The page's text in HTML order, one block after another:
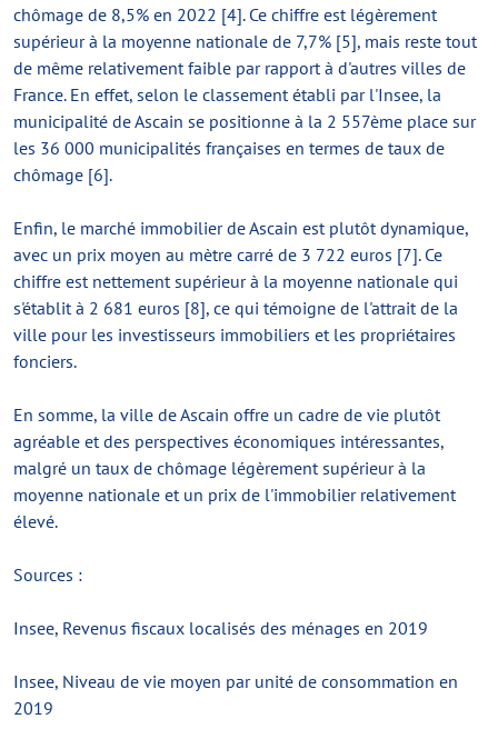
chômage de 8,5% en 2022 [4]. Ce chiffre est légèrement
supérieur à la moyenne nationale de 7,7% [5], mais reste tout
de même relativement faible par rapport à d'autres villes de
France. En effet, selon le classement établi par l'Insee, la
municipalité de Ascain se positionne à la 2 557ème place sur
les 36 000 municipalités françaises en termes de taux de
chômage [6].
Enfin, le marché immobilier de Ascain est plutôt dynamique,
avec un prix moyen au mètre carré de 3 722 euros [7]. Ce
chiffre est nettement supérieur à la moyenne nationale qui
s'établit à 2 681 euros [8], ce qui témoigne de l'attrait de la
ville pour les investisseurs immobiliers et les propriétaires
fonciers.
En somme, la ville de Ascain offre un cadre de vie plutôt
agréable et des perspectives économiques intéressantes,
malgré un taux de chômage légèrement supérieur à la
moyenne nationale et un prix de l'immobilier relativement
élevé.
Sources :
Insee, Revenus fiscaux localisés des ménages en 2019
Insee, Niveau de vie moyen par unité de consommation en
2019